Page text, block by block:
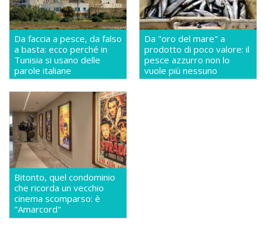
Da faccia a pesce, da falso
a basta: ecco perché in
Tunisia si usano delle
parole italiane
Da "oro del mare" a
prodotto di poco valore: il
pesce azzurro non lo
vuole più nessuno
Bitonto, quel condominio
che ricorda un vecchio
cinema scomparso: è
"Amarcord"